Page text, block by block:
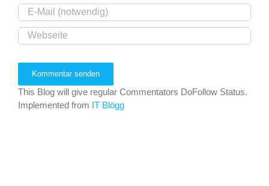
This Blog will give regular Commentators DoFollow Status.
Implemented from IT Blögg